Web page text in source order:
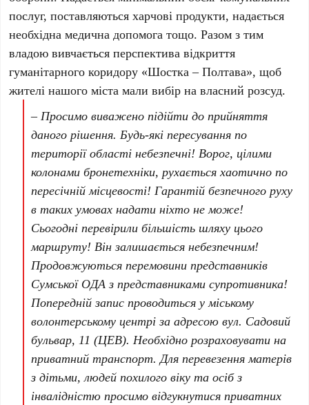
послуг, поставляються харчові продукти, надається
необхідна медична допомога тощо. Разом з тим
владою вивчається перспектива відкриття
гуманітарного коридору «Шостка – Полтава», щоб
жителі нашого міста мали вибір на власний розсуд.
– Просимо виважено підійти до прийняття
даного рішення. Будь-які пересування по
території області небезпечні! Ворог, цілими
колонами бронетехніки, рухається хаотично по
пересічній місцевості! Гарантій безпечного руху
в таких умовах надати ніхто не може!
Сьогодні перевірили більшість шляху цього
маршруту! Він залишається небезпечним!
Продовжуються перемовини представників
Сумської ОДА з представниками супротивника!
Попередній запис проводиться у міському
волонтерському центрі за адресою вул. Садовий
бульвар, 11 (ЦЕВ). Необхідно розраховувати на
приватний транспорт. Для перевезення матерів
з дітьми, людей похилого віку та осіб з
інвалідністю просимо відгукнутися приватних